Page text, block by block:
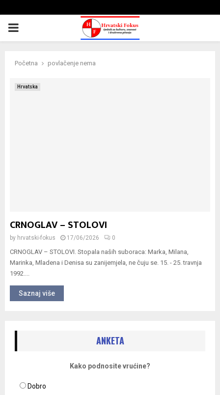
PRIMARY
Početna povlačenje nema
Hrvatska
CRNOGLAV – STOLOVI
by hrvatski-fokus 17/06/2026 0
CRNOGLAV – STOLOVI. Stopala naših suboraca: Marka, Milana,
Marinka, Mladena i Denisa su zanijemjela, ne čuju se. 15. - 25. travnja
1992....
Saznaj više
ANKETA
Kako podnosite vrućine?
Dobro